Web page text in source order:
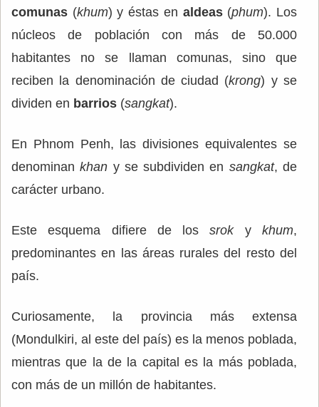
comunas (khum) y éstas en aldeas(phum). Los
núcleos de población con más de 50.000
habitantes no se llaman comunas, sino que
reciben la denominación de ciudad (krong) y se
dividen en barrios (sangkat).
En Phnom Penh, las divisiones equivalentes se
denominankhan y se subdividen en sangkat, de
carácter urbano.
Este esquema difiere de lossrokykhum,
predominantes en las áreas rurales del resto del
país.
Curiosamente, la provincia más extensa
(Mondulkiri, al este del país) es la menos poblada,
mientras que la de la capital es la más poblada,
con más de un millón de habitantes.